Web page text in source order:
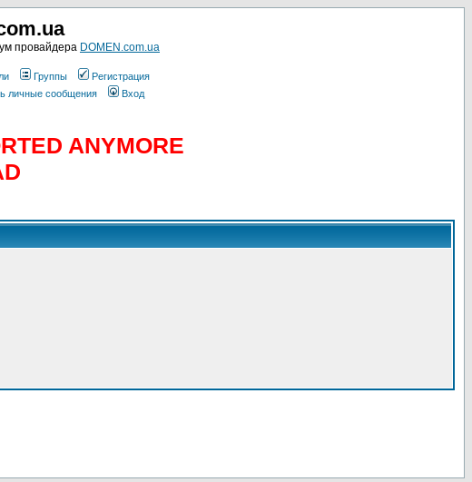
провайдера DOMEN.com.ua
Группы
Регистрация
личные сообщения Вход
ANYMORE